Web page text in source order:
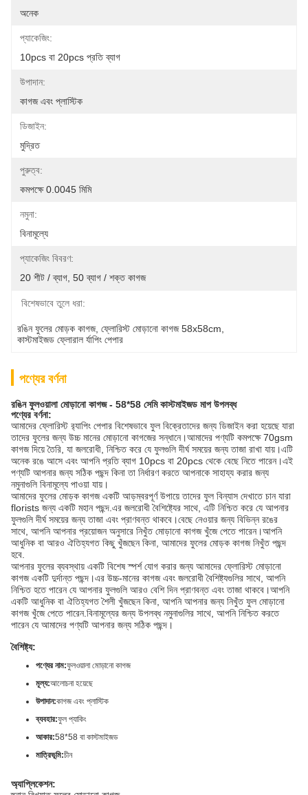
অনেক
প্যাকেজিং:
10pcs বা 20pcs প্রতি ব্যাগ
উপাদান:
কাগজ এবং প্লাস্টিক
ডিজাইন:
মুদ্রিত
পুরুত্ব:
কমপক্ষে 0.0045 মিমি
নমুনা:
বিনামূল্যে
প্যাকেজিং বিবরণ:
20 শীট / ব্যাগ, 50 ব্যাগ / শক্ত কাগজ
বিশেষভাবে তুলে ধরা:
রঙিন ফুলের মোড়ক কাগজ, ফ্লোরিস্ট মোড়ানো কাগজ 58x58cm
কাস্টমাইজড ফ্লোরাল র্যাপিং পেপার
পণ্যের বর্ণনা
রঙিন ফুলওয়ালা মোড়ানো কাগজ - 58*58 সেমি কাস্টমাইজড মাপ উপলব্ধ
পণ্যের বর্ণনা:
আমাদের ফ্লোরিস্ট র‌্যাপিং পেপার বিশেষভাবে ফুল বিক্রেতাদের জন্য ডিজাইন করা হয়েছে যারা
তাদের ফুলের জন্য উচ্চ মানের মোড়ানো কাগজের সন্ধানে।আমাদের পণ্যটি কমপক্ষে 70gsm
কাগজ দিয়ে তৈরি, যা জলরোধী, নিশ্চিত করে যে ফুলগুলি দীর্ঘ সময়ের জন্য তাজা রাখা যায়।এটি
অনেক রঙে আসে এবং আপনি প্রতি ব্যাগ 10pcs বা 20pcs থেকে বেছে নিতে পারেন।এই
পণ্যটি আপনার জন্য সঠিক পছন্দ কিনা তা নির্ধারণ করতে আপনাকে সাহায্য করার জন্য
নমুনাগুলি বিনামূল্যে পাওয়া যায়।
আমাদের ফুলের মোড়ক কাগজ একটি আড়ম্বরপূর্ণ উপায়ে তাদের ফুল বিন্যাস দেখাতে চান যারা
florists জন্য একটি মহান পছন্দ.এর জলরোধী বৈশিষ্ট্যের সাথে, এটি নিশ্চিত করে যে আপনার
ফুলগুলি দীর্ঘ সময়ের জন্য তাজা এবং প্রাণবন্ত থাকবে।বেছে নেওয়ার জন্য বিভিন্ন রঙের
সাথে, আপনি আপনার প্রয়োজন অনুসারে নিখুঁত মোড়ানো কাগজ খুঁজে পেতে পারেন।আপনি
আধুনিক বা আরও ঐতিহ্যগত কিছু খুঁজছেন কিনা, আমাদের ফুলের মোড়ক কাগজ নিখুঁত পছন্দ
হবে.
আপনার ফুলের ব্যবস্থায় একটি বিশেষ স্পর্শ যোগ করার জন্য আমাদের ফ্লোরিস্ট মোড়ানো
কাগজ একটি দুর্দান্ত পছন্দ।এর উচ্চ-মানের কাগজ এবং জলরোধী বৈশিষ্ট্যগুলির সাথে, আপনি
নিশ্চিত হতে পারেন যে আপনার ফুলগুলি আরও বেশি দিন প্রাণবন্ত এবং তাজা থাকবে।আপনি
একটি আধুনিক বা ঐতিহ্যগত শৈলী খুঁজছেন কিনা, আপনি আপনার জন্য নিখুঁত ফুল মোড়ানো
কাগজ খুঁজে পেতে পারেন.বিনামূল্যের জন্য উপলব্ধ নমুনাগুলির সাথে, আপনি নিশ্চিত করতে
পারেন যে আমাদের পণ্যটি আপনার জন্য সঠিক পছন্দ।
বৈশিষ্ট্য:
পণ্যের নাম:ফুলওয়ালা মোড়ানো কাগজ
মূল্য:আলোচনা হয়েছে
উপাদান:কাগজ এবং প্লাস্টিক
ব্যবহার:ফুল প্যাকিং
আকার:58*58 বা কাস্টমাইজড
মাত্রিভূমি:চীন
অ্যাপ্লিকেশন: